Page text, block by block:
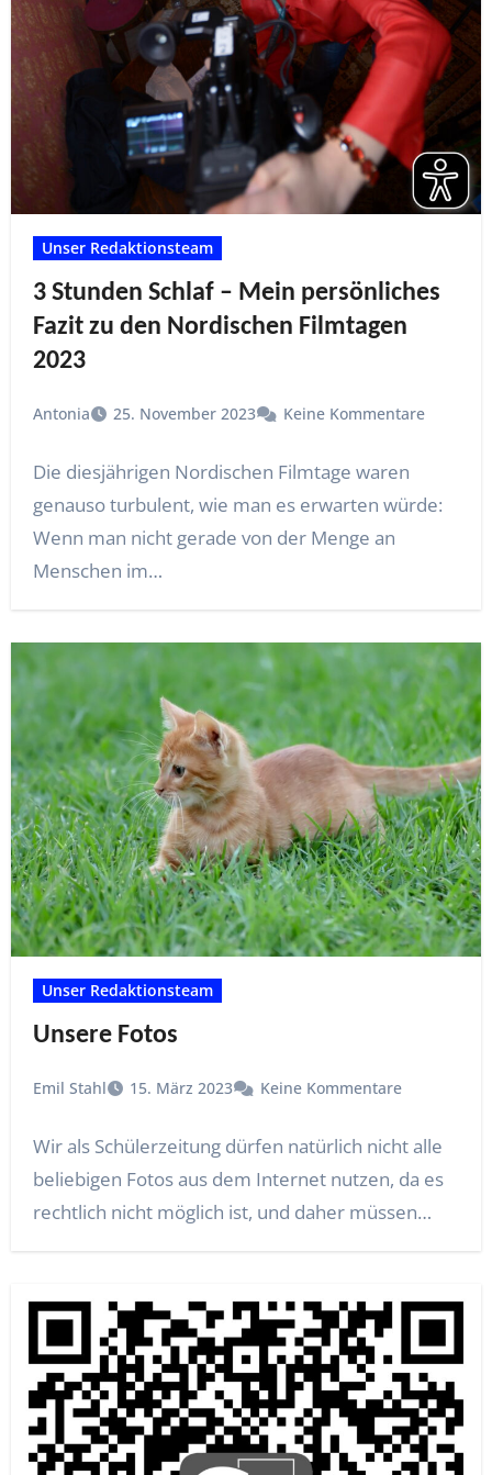
Unser Redaktionsteam
3 Stunden Schlaf – Mein persönliches
Fazit zu den Nordischen Filmtagen
2023
Antonia 25. November 2023 Keine Kommentare
Die diesjährigen Nordischen Filmtage waren
genauso turbulent, wie man es erwarten würde:
Wenn man nicht gerade von der Menge an
Menschen im…
Unser Redaktionsteam
Unsere Fotos
Emil Stahl 15. März 2023 Keine Kommentare
Wir als Schülerzeitung dürfen natürlich nicht alle
beliebigen Fotos aus dem Internet nutzen, da es
rechtlich nicht möglich ist, und daher müssen…